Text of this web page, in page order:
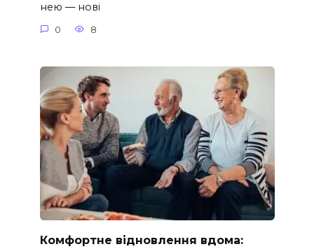
нею — нові
0 8
Комфортне відновлення вдома: